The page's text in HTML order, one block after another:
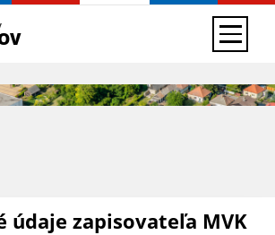
údaje zapisovateľa MVK